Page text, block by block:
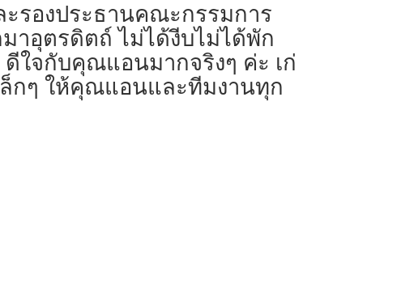
รองประธานคณะกรรมการ
าอุตรดิตถ์ ไม่ได้งีบไม่ได้พัก
ใจกับคุณแอนมากจริงๆ ค่ะ เก่
ล็กๆ ให้คุณแอนและทีมงานทุก